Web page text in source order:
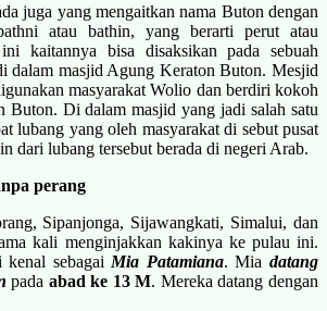
juga yang mengaitkan nama Buton dengan
atau bathin, yang berarti perut atau
kaitannya bisa disaksikan pada sebuah
dalam masjid Agung Keraton Buton. Mesjid
masyarakat Wolio dan berdiri kokoh
Buton. Di dalam masjid yang jadi salah satu
lubang yang oleh masyarakat di sebut pusat
dari lubang tersebut berada di negeri Arab.
perang
Sipanjonga, Sijawangkati, Simalui, dan
kali menginjakkan kakinya ke pulau ini.
sebagai Mia Patamiana. Miadatang
pada abad ke 13 M. Mereka datang dengan